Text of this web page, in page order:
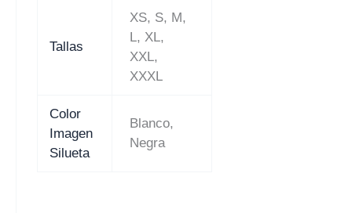
Tallas
XS, S, M,
L, XL,
XXL,
XXXL
Color
Imagen
Silueta
Blanco,
Negra